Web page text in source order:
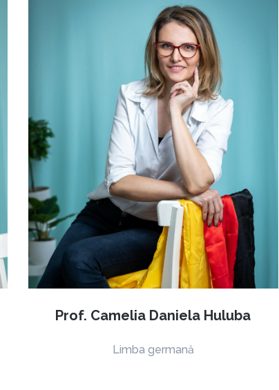
Prof. Camelia Daniela Huluba
Limba germană
Trimite